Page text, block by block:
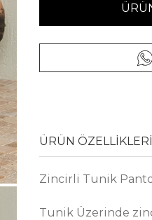
ÜRÜN ÖZELLİKLERİ
Zincirli Tunik
Tunik Üzerinde